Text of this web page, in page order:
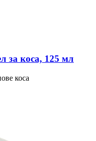
за коса, 125 мл
коса